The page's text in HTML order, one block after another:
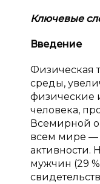
Ключевые
Введение
Физическая
среды,
физические
человека,
Всемирной
всем мире —
активности.
мужчин (29